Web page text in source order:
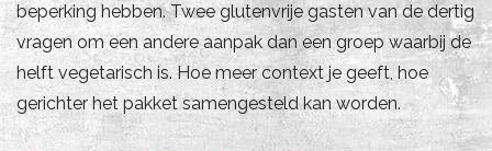
beperking hebben. Twee glutenvrije gasten van de dertig
vragen om een andere aanpak dan een groep waarbij de
helft vegetarisch is. Hoe meer context je geeft, hoe
gerichter het pakket samengesteld kan worden.